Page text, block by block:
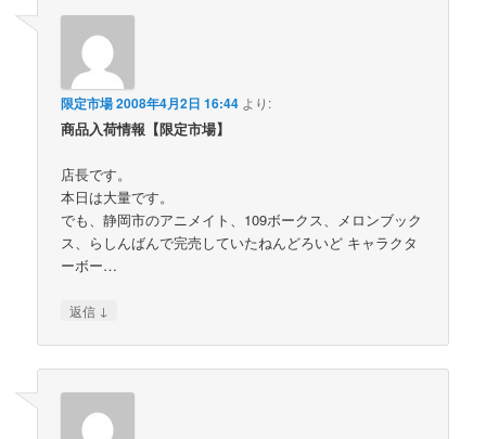
限定市場2008年4月2日 16:44 より:
商品入荷情報【限定市場】
店長です。
本日は大量です。
でも、静岡市のアニメイト、109ボークス、メロンブック
ス、らしんばんで完売していたねんどろいど キャラクタ
ーボー…
返信 ↓